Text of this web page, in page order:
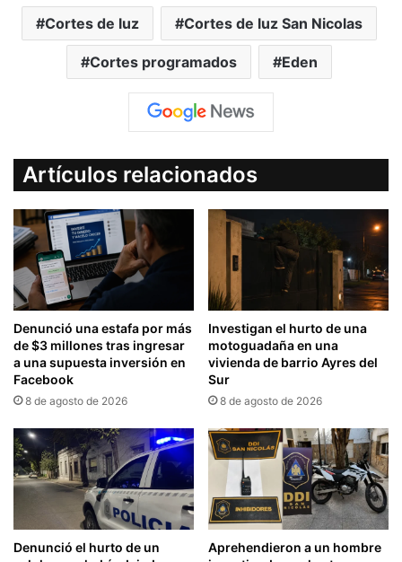
Cortes de luz Cortes de luz San Nicolas
Cortes programados Eden
Artículos relacionados
Denunció una estafa por más
de $3 millones tras ingresar
a una supuesta inversión en
Facebook
8 de agosto de 2026
Investigan el hurto de una
motoguadaña en una
vivienda de barrio Ayres del
Sur
8 de agosto de 2026
Denunció el hurto de un
Aprehendieron a un hombre